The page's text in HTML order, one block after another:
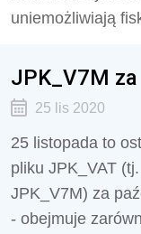
uniemożliwiają
JPK_V7M
25 lis 2020
25 listopada to
pliku JPK_VAT
JPK_V7M) za
- obejmuje